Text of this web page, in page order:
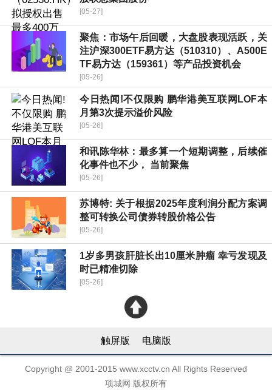
[05-27]
聚焦：市场午后回暖，大盘股表现活跃，关
注沪深300ETF易方达（510310）、A500E
TF易方达（159361）等产品投资机会
[05-26]
今日热闻!不仅限购 鹏华港美互联网LOF本
月第3次提示溢价风险
[05-26]
和讯陈华林：最多算一个短期调整，后续催
化事件也不少， 当前聚焦
[05-26]
苏博特: 关于根据2025年度利润分配方案调
整可转换公司债券转股价格公告
[05-26]
1岁多男孩肝脏长出10厘米肿瘤 幸亏发现及
时已精准切除
[05-26]
触屏版 电脑版
Copyright @ 2001-2015 www.xcctv.cn All Rights Reserved
项城网 版权所有